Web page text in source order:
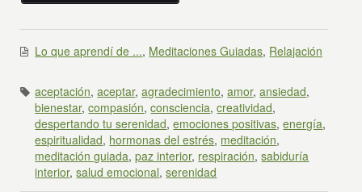
Lo que aprendí de ..., Meditaciones Guiadas, Relajación
aceptación,aceptar,agradecimiento,amor,ansiedad,
bienestar,compasión,consciencia,creatividad,
despertando tu serenidad,emociones positivas,energía,
espiritualidad, hormonas del estrés, meditación,
meditación guiada,paz interior, respiración,sabiduría
interior,salud emocional,serenidad